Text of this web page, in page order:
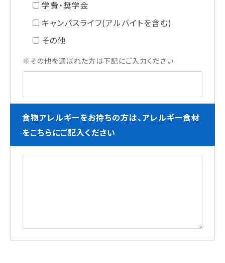
学費・奨学金
キャンパスライフ(アルバイトを含む)
その他
※その他を選ばれた方は下記にご入力ください
食物アレルギーをお持ちの方は、アレルギー食材
をこちらにご記入ください